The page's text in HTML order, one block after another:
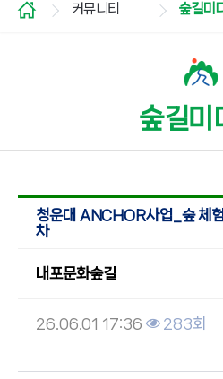
커뮤니티 숲길미
숲길미
청운대 ANCHOR사업_숲 체
차
내포문화숲길
26.06.01 17:36 283회